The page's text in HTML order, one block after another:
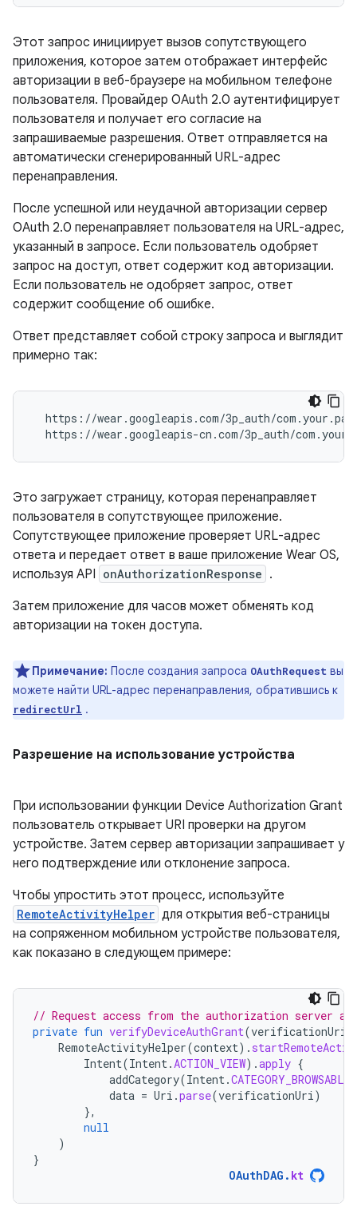
Этот запрос инициирует вызов сопутствующего
приложения, которое затем отображает интерфейс
авторизации в веб-браузере на мобильном телефоне
пользователя. Провайдер OAuth 2.0 аутентифицирует
пользователя и получает его согласие на
запрашиваемые разрешения. Ответ отправляется на
автоматически сгенерированный URL-адрес
перенаправления.
После успешной или неудачной авторизации сервер
OAuth 2.0 перенаправляет пользователя на URL-адрес,
указанный в запросе. Если пользователь одобряет
запрос на доступ, ответ содержит код авторизации.
Если пользователь не одобряет запрос, ответ
содержит сообщение об ошибке.
Ответ представляет собой строку запроса и выглядит
примерно так:
https://wear.googleapis.com/3p_auth/
Это загружает страницу, которая перенаправляет
пользователя в сопутствующее приложение.
Сопутствующее приложение проверяет URL-адрес
ответа и передает ответ в ваше приложение Wear OS,
используя API onAuthorizationResponse .
Затем приложение для часов может обменять код
авторизации на токен доступа.
Примечание: После создания запроса OAuthRequest вы
можете найти URL-адрес перенаправления, обратившись к
redirectUrl .
Разрешение на использование устройства
При использовании функции Device Authorization Grant
пользователь открывает URI проверки на другом
устройстве. Затем сервер авторизации запрашивает у
него подтверждение или отклонение запроса.
Чтобы упростить этот процесс, используйте
RemoteActivityHelper для открытия веб-страницы
на сопряженном мобильном устройстве пользователя,
как показано в следующем примере:
// Request access from the authorization server
private fun verifyDeviceAuthGrant(verificationUri
RemoteActivityHelper(context).
Intent(Intent.ACTION_VIEW).apply {
addCategory(Intent.CATEGORY_BROWSABLE
data = Uri .parse(verificationUri)
},
null
)
}
OAuthDAG . kt